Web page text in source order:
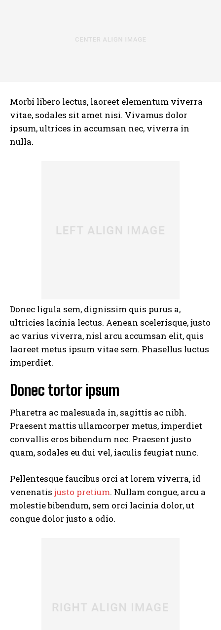
Morbi libero lectus, laoreet elementum viverra
vitae, sodales sit amet nisi. Vivamus dolor
ipsum, ultrices in accumsan nec, viverra in
nulla.
Donec ligula sem, dignissim quis purus a,
ultricies lacinia lectus. Aenean scelerisque, justo
ac varius viverra, nisl arcu accumsan elit, quis
laoreet metus ipsum vitae sem. Phasellus luctus
imperdiet.
Donec tortor ipsum
Pharetra ac malesuada in, sagittis ac nibh.
Praesent mattis ullamcorper metus, imperdiet
convallis eros bibendum nec. Praesent justo
quam, sodales eu dui vel, iaculis feugiat nunc.
Pellentesque faucibus orci at lorem viverra, id
venenatis justo pretium. Nullam congue, arcu a
molestie bibendum, sem orci lacinia dolor, ut
congue dolor justo a odio.